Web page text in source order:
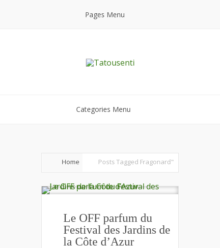
Pages Menu
Categories Menu
Home Posts Tagged Fragonard"
Le OFF parfum du
Festival des Jardins de
la Côte d’Azur